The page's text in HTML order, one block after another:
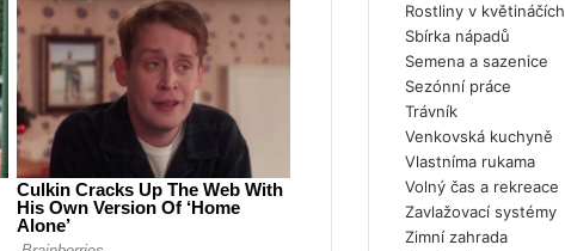
Rostliny v květináčích
Sbírka nápadů
Semena a sazenice
Sezónní práce
Trávník
Venkovská kuchyně
Vlastníma rukama
Volný čas a rekreace
Zavlažovací systémy
Zimní zahrada